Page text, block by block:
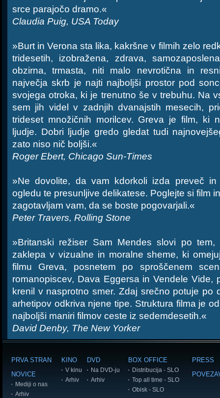
srce parajočo dramo.«
Claudia Puig, USA Today
»Burt in Verona sta lika, kakršne v filmih zelo
tridesetih, izobražena, zdrava,
obzirna, trmasta, niti malo nevrotična in
največja skrb je najti najboljši prostor pod
svojega otroka, ki je trenutno še v trebuhu. Na
sem jih videl v zadnjih dvanajstih mesecih,
trideset množičnih morilcev. Greva je film, ki
ljudje. Dobri ljudje gredo gledat tudi
zato niso nič boljši.«
Roger Ebert, Chicago Sun-Times
»Ne dovolite, da vam kdorkoli izda preveč
ogledu te presunljive delikatese. Poglejte si film
zagotavljam vam, da se boste pogovarjali.«
Peter Travers, Rolling Stone
»Britanski režiser Sam Mendes slovi po
zaklepa v vizualne in moralne sheme, ki
filmu Greva, posnetem po sproščenem
romanopiscev, Dava Eggersa in Vendele Vide,
krenil v nasprotno smer. Zdaj srečno potuje po
arhetipov odkriva njene tipe. Struktura filma je
najboljši maniri filmov ceste iz sedemdesetih.«
David Denby, The New Yorker
PRVA STRAN
NOVICE
Mediji o nas
Arhiv
KINO
V kinu
Arhiv
DVD
Na DVD-ju
Arhiv
BOX OFFICE
Distribucija - SLO
Top all time - SLO
Obisk - SLO
PRESS